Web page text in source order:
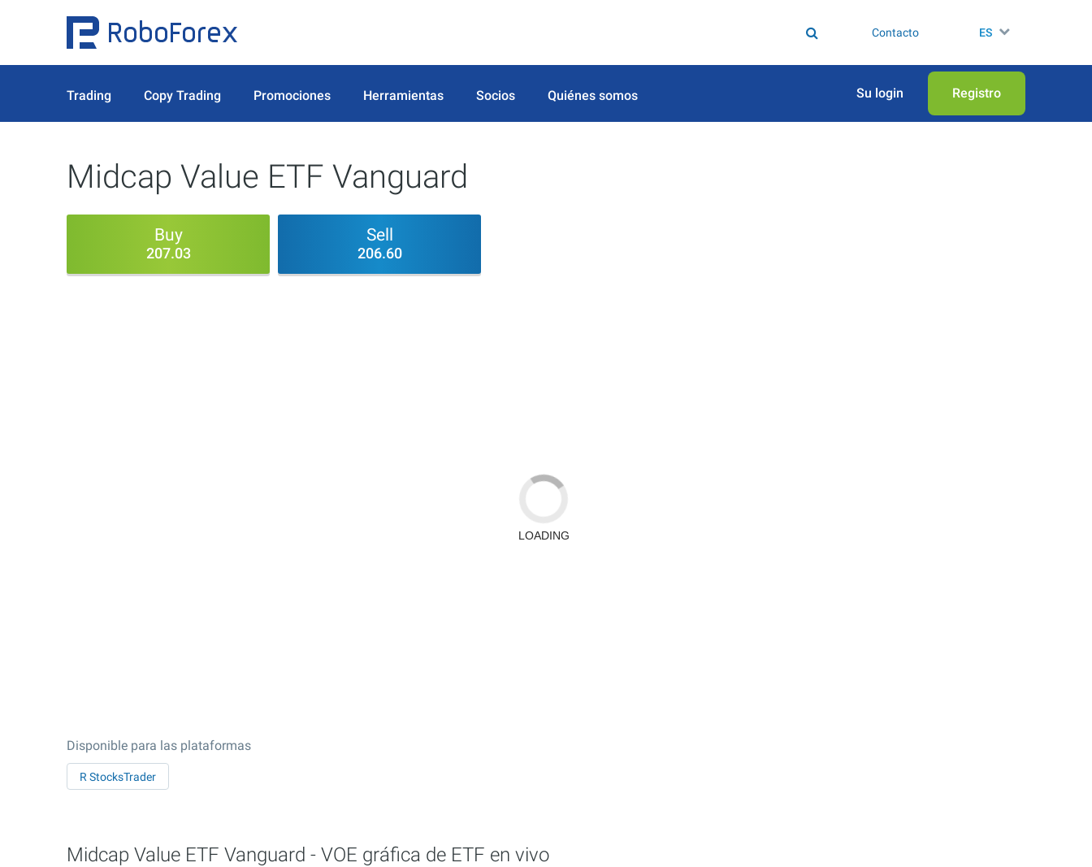
Contacto ES
Trading Copy Trading Promociones Herramientas Socios Quiénes somos Su login Registro
Midcap Value ETF Vanguard
Buy
207.03
Sell
206.60
Disponible para las plataformas
R StocksTrader
Midcap Value ETF Vanguard - VOE gráfica de ETF en vivo